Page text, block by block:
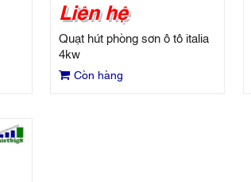
Liên hệ
Quạt hút phòng sơn ô tô italia
4kw
Còn hàng